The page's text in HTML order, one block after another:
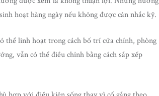
hoạt hàng ngày nếu không được cân nhắc kỹ.
thể linh hoạt trong cách bố trí cửa chính, phòng
vẫn có thể điều chỉnh bằng cách sắp xếp